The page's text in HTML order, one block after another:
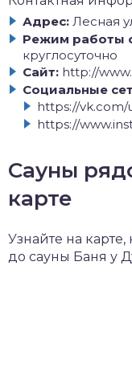
Адрес: Лесная
Режим работы
круглосуточно
Сайт: http://
Социальные
https://vk.com/
https://
Сауны
карте
Узнайте на карте,
до сауны Баня у